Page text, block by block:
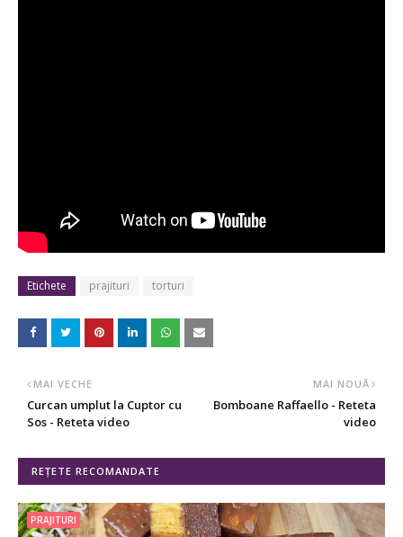
Etichete prajituri torturi
MAI NOUĂ
Bomboane Raffaello - Reteta
video
MAI VECHE
Curcan umplut la Cuptor cu
Sos - Reteta video
REȚETE RECOMANDATE
PRAJITURI